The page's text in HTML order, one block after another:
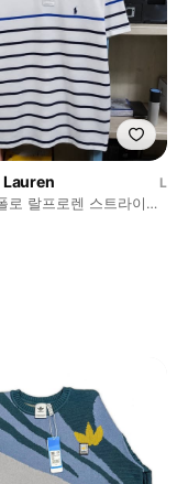
Lauren
L
로 랄프로렌 스트라이프
스텀핏